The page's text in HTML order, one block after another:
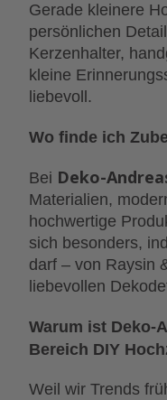
Gerade kleinere
persönlichen
Kerzenhalter,
kleine
liebevoll.
Wo finde ich
Bei Deko-
Materialien,
hochwertige
sich besonders,
darf – von Raysin
liebevollen
Warum ist Deko-
Bereich DIY
Weil wir Trends